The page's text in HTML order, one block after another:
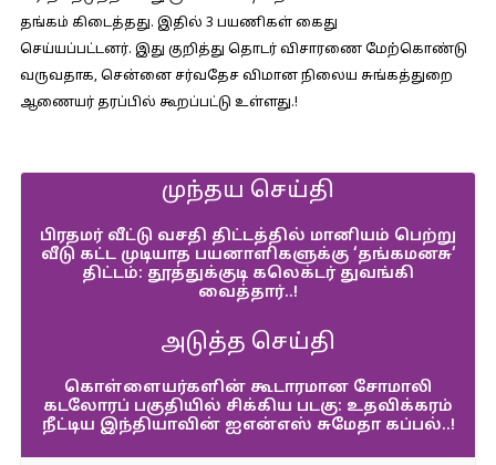
தங்கம் கிடைத்தது. இதில் 3 பயணிகள் கைது
செய்யப்பட்டனர். இது குறித்து தொடர் விசாரணை மேற்கொண்டு
வருவதாக, சென்னை சர்வதேச விமான நிலைய சுங்கத்துறை
ஆணையர் தரப்பில் கூறப்பட்டு உள்ளது.!
முந்தய செய்தி
பிரதமர் வீட்டு வசதி திட்டத்தில் மானியம் பெற்று
வீடு கட்ட முடியாத பயனாளிகளுக்கு ‘தங்கமனசு‘
திட்டம்: தூத்துக்குடி கலெக்டர் துவங்கி
வைத்தார்..!
அடுத்த செய்தி
கொள்ளையர்களின் கூடாரமான சோமாலி
கடலோரப் பகுதியில் சிக்கிய படகு: உதவிக்கரம்
நீட்டிய இந்தியாவின் ஐஎன்எஸ் சுமேதா கப்பல்..!